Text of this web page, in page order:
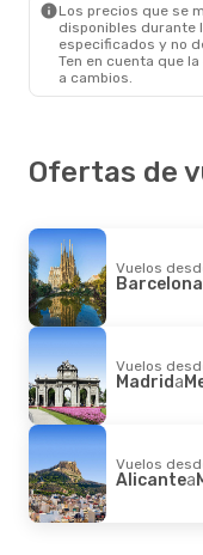
Los precios que se
disponibles durante
especificados y no
Ten en cuenta que
a cambios.
Ofertas de
Vuelos
Barcelona
Vuelos
Madrida
Vuelos
Alicantea